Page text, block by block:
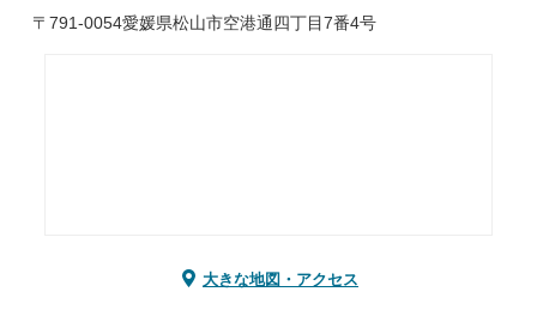
〒791-0054愛媛県松山市空港通四丁目7番4号
大きな地図・アクセス